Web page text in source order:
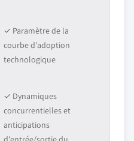
✓ Paramètre de la
courbe d'adoption
technologique
✓ Dynamiques
concurrentielles et
anticipations